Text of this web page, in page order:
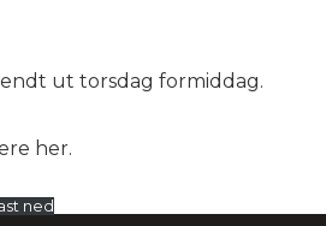
ut torsdag formiddag.
her.
ned